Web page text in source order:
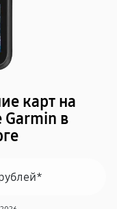
карт на
Garmin в